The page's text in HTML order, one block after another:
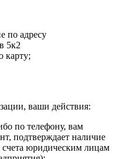
по адресу
5к2
карту;
ваши действия:
по телефону, вам
подтверждает наличие
счета юридическим лицам